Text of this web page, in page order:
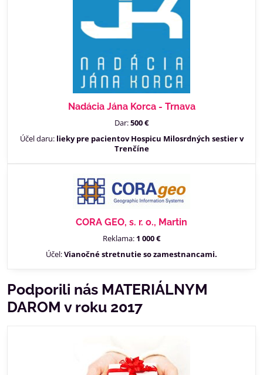
Nadácia Jána Korca - Trnava
Dar:500 €
Účel daru: lieky pre pacientov Hospicu Milosrdných sestier v
Trenčíne
CORA GEO, s. r. o., Martin
Reklama: 1 000 €
Účel:Vianočné stretnutie so zamestnancami.
Podporili nás MATERIÁLNYM
DAROM v roku 2017